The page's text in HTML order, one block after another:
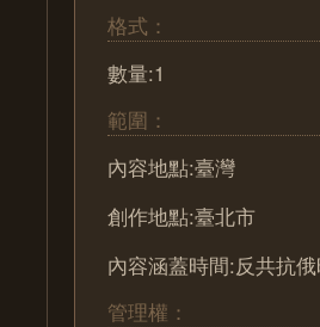
格式：
數量:1
範圍：
內容地點:臺灣
創作地點:臺北市
內容涵蓋時間:反共抗
管理權：